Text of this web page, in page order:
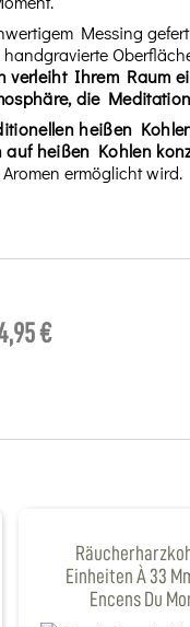
Messing
verleiht Ihrem Raum
die
heißen
auf heißen Kohlen
ermöglicht wird.
€
Einheiten À 33
Encens Du